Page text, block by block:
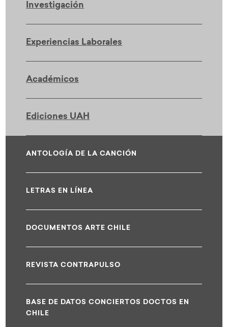
Investigación
Experiencias Laborales
Académicos
Ediciones UAH
ANTOLOGÍA DE LA CANCIÓN
LETRAS EN LÍNEA
DOCUMENTOS ARTE CHILE
REVISTA CONTRAPULSO
BASE DE DATOS CONCIERTOS DOCTOS EN
CHILE